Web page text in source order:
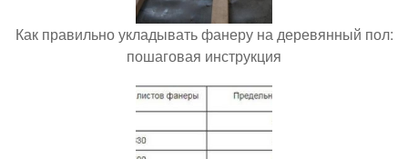
Как правильно укладывать фанеру на деревянный пол:
пошаговая инструкция